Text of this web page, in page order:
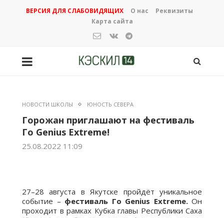
ВЕРСИЯ ДЛЯ СЛАБОВИДЯЩИХ О нас
Реквизиты
Карта сайта
НОВОСТИ ШКОЛЫ ЮНОСТЬ СЕВЕРА
Горожан приглашают на фестиваль
Го Genius Extreme!
25.08.2022 11:09
27–28 августа в Якутске пройдёт уникальное
событие – фестиваль Го Genius Extreme.Он
проходит в рамках Кубка главы Республики Саха